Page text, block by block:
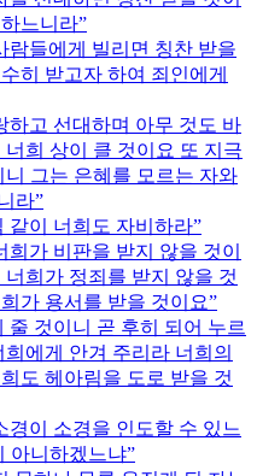
느니라
람들에게 빌리면 칭찬 받을
히 받고자 하여 죄인에게
하고 선대하며 아무 것도 바
희 상이 클 것이요 또 지극
그는 은혜를 모르는 자와
라
같이 너희도 자비하라
가 비판을 받지 않을 것이
희가 정죄를 받지 않을 것
가 용서를 받을 것이요
줄 것이니 곧 후히 되어 누르
에게 안겨 주리라 너희의
도 헤아림을 도로 받을 것
경이 소경을 인도할 수 있느
아니하겠느냐